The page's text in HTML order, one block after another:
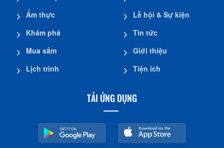
Ẩm thực
Khám phá
Mua sắm
Lịch trình
Lễ hội & Sự kiện
Tin tức
Giới thiệu
Tiện ích
TẢI ỨNG DỤNG